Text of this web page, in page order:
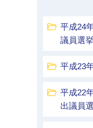
平成24
議員選
平成23
平成22
出議員